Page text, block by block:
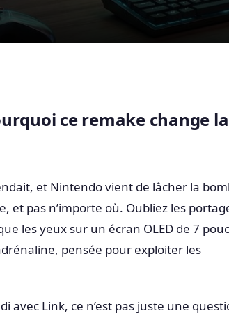
ce remake change la
et Nintendo vient de lâcher la
et pas n’importe où. Oubliez les
les yeux sur un écran OLED de 7
pensée pour exploiter les
avec Link, ce n’est pas juste une